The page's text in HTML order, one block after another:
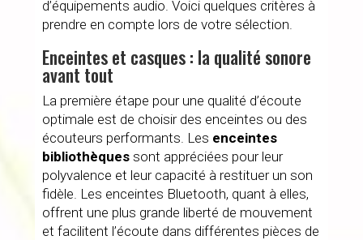
d’équipements audio. Voici quelques critères à
prendre en compte lors de votre sélection.
Enceintes et casques : la qualité sonore
avant tout
La première étape pour une qualité d’écoute
optimale est de choisir des enceintes ou des
écouteurs performants. Les enceintes
bibliothèquessont appréciées pour leur
polyvalence et leur capacité à restituer un son
fidèle. Les enceintes Bluetooth, quant à elles,
offrent une plus grande liberté de mouvement
et facilitent l’écoute dans différentes pièces de